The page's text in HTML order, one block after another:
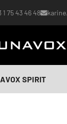
1 75 43 46 48
SPIRIT